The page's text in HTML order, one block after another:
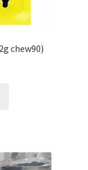
chew90)